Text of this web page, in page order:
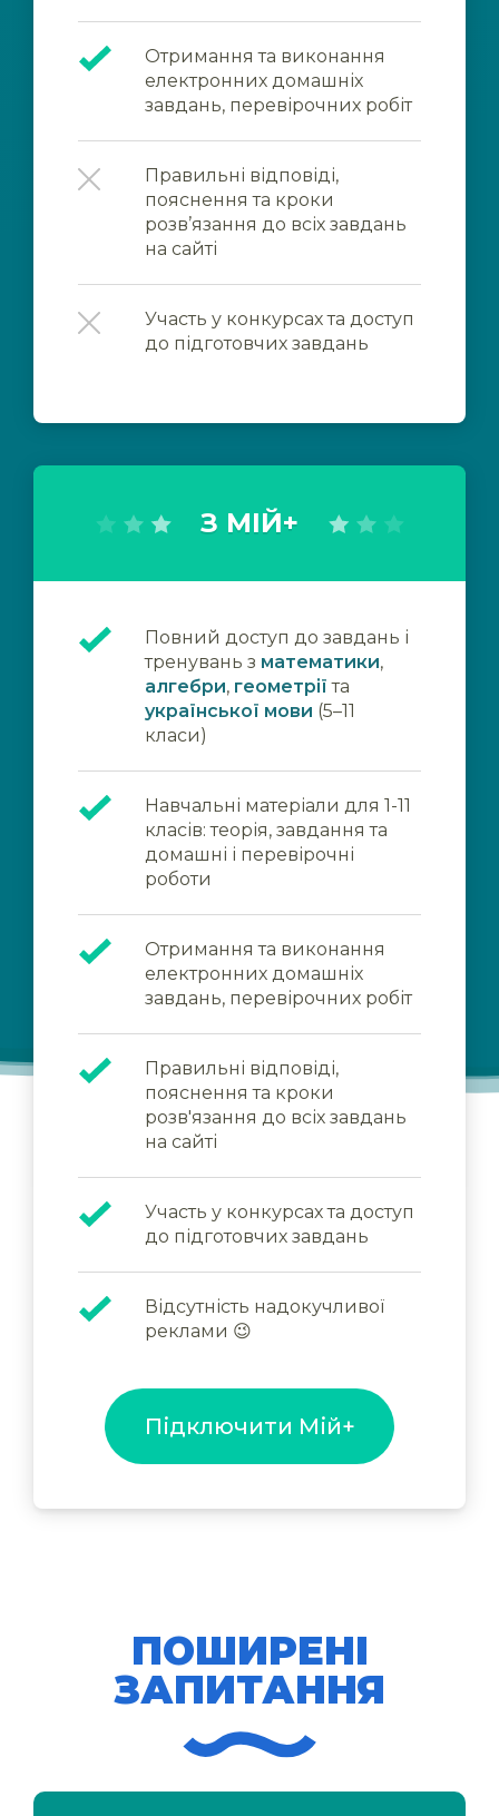
Отримання та виконання
електронних домашніх
завдань, перевірочних робіт
Правильні відповіді,
пояснення та кроки
розв’язання до всіх завдань
на сайті
Участь у конкурсах та доступ
до підготовчих завдань
З МІЙ+
Повний доступ до завдань і
тренувань з математики,
алгебри, геометрії та
української мови (5–11
класи)
Навчальні матеріали для 1-11
класів: теорія, завдання та
домашні і перевірочні
роботи
Отримання та виконання
електронних домашніх
завдань, перевірочних робіт
Правильні відповіді,
пояснення та кроки
розв'язання до всіх завдань
на сайті
Участь у конкурсах та доступ
до підготовчих завдань
Відсутність надокучливої
реклами 😉
Підключити Мій+
ПОШИРЕНІ
ЗАПИТАННЯ